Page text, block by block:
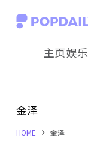
S
o
c
主页娱乐
金泽
HOME 金泽